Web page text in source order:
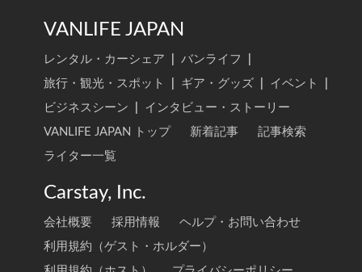
VANLIFE JAPAN
レンタル・カーシェア バンライフ
旅行・観光・スポット
ギア・グッズ イベント
ビジネスシーン
インタビュー・ストーリー
VANLIFE JAPAN トップ
新着記事
記事検索
ライター一覧
Carstay, Inc.
会社概要 採用情報
ヘルプ・お問い合わせ
利用規約（ゲスト・ホルダー）